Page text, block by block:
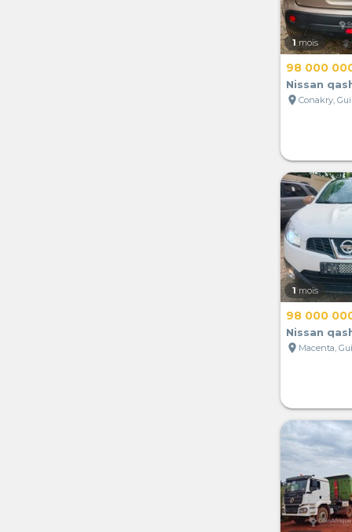
1 mois
98 000
Nissan
location_on Conakry,
1 mois
98 000
Nissan
location_on Macenta,